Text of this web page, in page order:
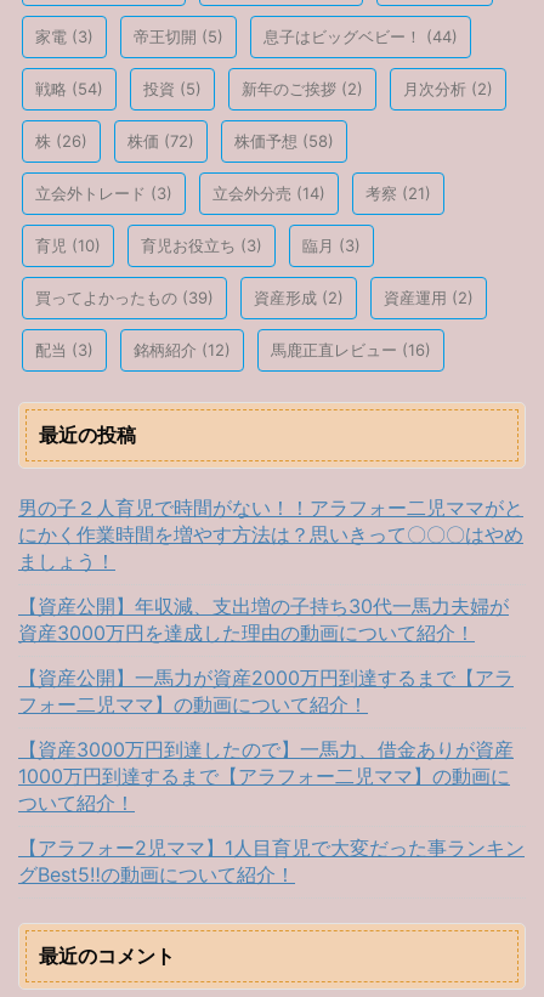
家電 (3) 帝王切開 (5) 息子はビッグベビー！ (44)
戦略 (54) 投資 (5) 新年のご挨拶 (2) 月次分析 (2)
株 (26) 株価 (72) 株価予想 (58)
立会外トレード (3) 立会外分売 (14) 考察 (21)
育児 (10) 育児お役立ち (3) 臨月 (3)
買ってよかったもの (39) 資産形成 (2) 資産運用 (2)
配当 (3) 銘柄紹介 (12) 馬鹿正直レビュー (16)
最近の投稿
男の子２人育児で時間がない！！アラフォー二児ママがと
にかく作業時間を増やす方法は？思いきって〇〇〇はやめ
ましょう！
【資産公開】年収減、支出増の子持ち30代一馬力夫婦が
資産3000万円を達成した理由の動画について紹介！
【資産公開】一馬力が資産2000万円到達するまで【アラ
フォー二児ママ】の動画について紹介！
【資産3000万円到達したので】一馬力、借金ありが資産
1000万円到達するまで【アラフォー二児ママ】の動画に
ついて紹介！
【アラフォー2児ママ】1人目育児で大変だった事ランキン
グBest5‼︎の動画について紹介！
最近のコメント